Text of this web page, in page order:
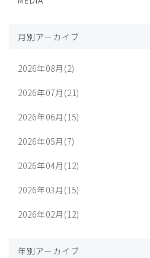
月別アーカイブ
2026年08月(2)
2026年07月(21)
2026年06月(15)
2026年05月(7)
2026年04月(12)
2026年03月(15)
2026年02月(12)
年別アーカイブ